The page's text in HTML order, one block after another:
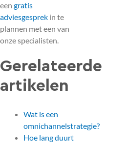
een gratis
adviesgesprek in te
plannen met een van
onze specialisten.
Gerelateerde
artikelen
Wat is een
omnichannelstrategie?
Hoe lang duurt